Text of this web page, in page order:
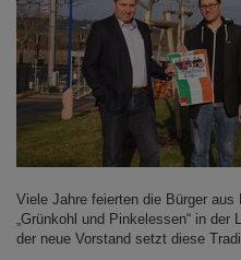
Viele Jahre feierten die Bürger
„Grünkohl und Pinkelessen“ in
der neue Vorstand setzt diese